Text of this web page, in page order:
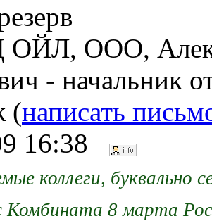
ОЙЛ, ООО,
- начальник
(написать
16:38
коллеги, буквально
Комбината 8 марта